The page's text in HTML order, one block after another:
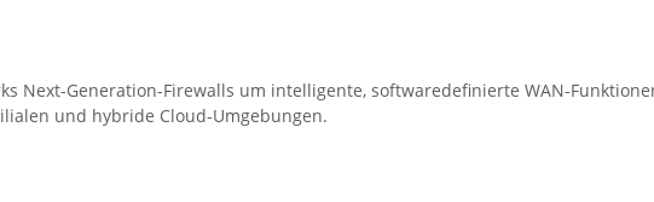
Next-Generation-Firewalls um intelligente, softwaredefinierte WAN-
und hybride Cloud-Umgebungen.